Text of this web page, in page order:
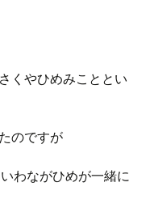
くやひめみこととい
のですが
わながひめが一緒に